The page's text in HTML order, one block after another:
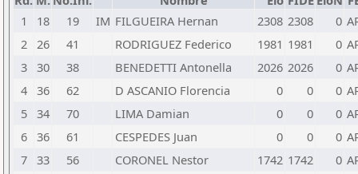
1
18 19 IM FILGUEIRA Hernan 2308 2308 0
2 26 41 RODRIGUEZ Federico 1981 1981 0
3 30 38 BENEDETTI Antonella 2026 2026 0
4 36 62 D ASCANIO Florencia 0 0 0
5 34 70 LIMA Damian 0 0 0
6 36 61 CESPEDES Juan 0 0 0
7 33 56 CORONEL Nestor 1742 1742 0